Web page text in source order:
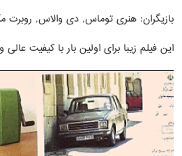
بازیگران: هنری توماس, دی والاس, روبرت
این فیلم زیبا برای اولین بار با کیفیت